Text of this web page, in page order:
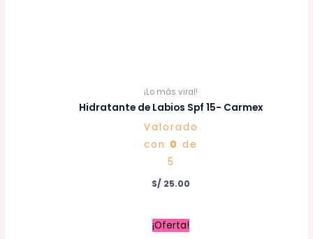
¡Lo más viral!
Hidratante de Labios Spf 15- Carmex
Valorado
con 0 de
5
S/ 25.00
¡Oferta!
El
precio